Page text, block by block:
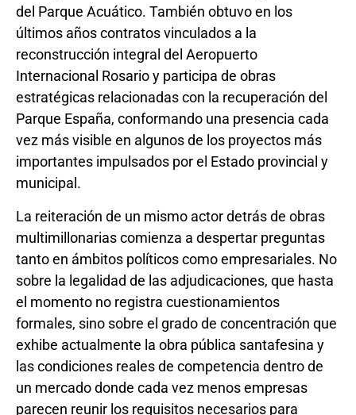
del Parque Acuático. También obtuvo en los
últimos años contratos vinculados a la
reconstrucción integral del Aeropuerto
Internacional Rosario y participa de obras
estratégicas relacionadas con la recuperación del
Parque España, conformando una presencia cada
vez más visible en algunos de los proyectos más
importantes impulsados por el Estado provincial y
municipal.
La reiteración de un mismo actor detrás de obras
multimillonarias comienza a despertar preguntas
tanto en ámbitos políticos como empresariales. No
sobre la legalidad de las adjudicaciones, que hasta
el momento no registra cuestionamientos
formales, sino sobre el grado de concentración que
exhibe actualmente la obra pública santafesina y
las condiciones reales de competencia dentro de
un mercado donde cada vez menos empresas
parecen reunir los requisitos necesarios para